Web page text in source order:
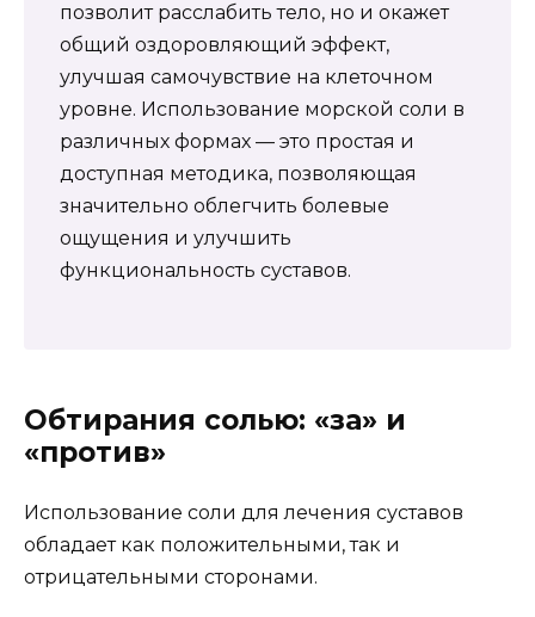
позволит расслабить тело, но и окажет
общий оздоровляющий эффект,
улучшая самочувствие на клеточном
уровне. Использование морской соли в
различных формах — это простая и
доступная методика, позволяющая
значительно облегчить болевые
ощущения и улучшить
функциональность суставов.
Обтирания солью: «за» и
«против»
Использование соли для лечения суставов
обладает как положительными, так и
отрицательными сторонами.